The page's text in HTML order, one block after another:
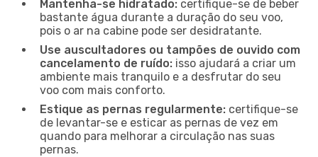
Mantenha-se hidratado: certifique-se de beber
bastante água durante a duração do seu voo,
pois o ar na cabine pode ser desidratante.
Use auscultadores ou tampões de ouvido com
cancelamento de ruído: isso ajudará a criar um
ambiente mais tranquilo e a desfrutar do seu
voo com mais conforto.
Estique as pernas regularmente: certifique-se
de levantar-se e esticar as pernas de vez em
quando para melhorar a circulação nas suas
pernas.